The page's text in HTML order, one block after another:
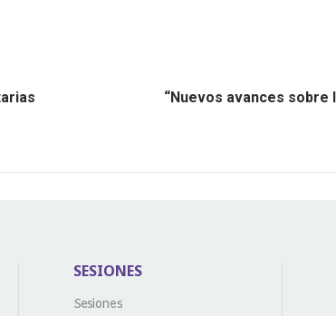
“Nuevos avances sobre
SESIONES
Sesiones